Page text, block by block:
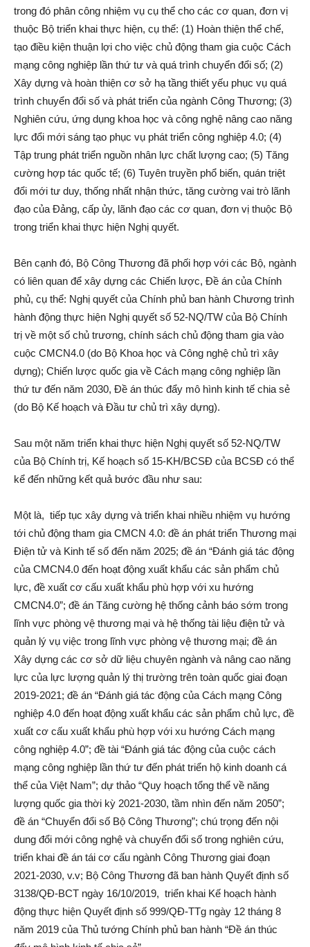
trong đó phân công nhiệm vụ cụ thể cho các cơ quan, đơn vị
thuộc Bộ triển khai thực hiện, cụ thể: (1) Hoàn thiện thể chế,
tạo điều kiện thuận lợi cho việc chủ động tham gia cuộc Cách
mạng công nghiệp lần thứ tư và quá trình chuyển đổi số; (2)
Xây dựng và hoàn thiện cơ sở hạ tầng thiết yếu phục vụ quá
trình chuyển đổi số và phát triển của ngành Công Thương; (3)
Nghiên cứu, ứng dụng khoa học và công nghệ nâng cao năng
lực đổi mới sáng tạo phục vụ phát triển công nghiệp 4.0; (4)
Tập trung phát triển nguồn nhân lực chất lượng cao; (5) Tăng
cường hợp tác quốc tế; (6) Tuyên truyền phổ biến, quán triệt
đổi mới tư duy, thống nhất nhận thức, tăng cường vai trò lãnh
đạo của Đảng, cấp ủy, lãnh đạo các cơ quan, đơn vị thuộc Bộ
trong triển khai thực hiện Nghị quyết.
Bên cạnh đó, Bộ Công Thương đã phối hợp với các Bộ, ngành
có liên quan để xây dựng các Chiến lược, Đề án của Chính
phủ, cụ thể: Nghị quyết của Chính phủ ban hành Chương trình
hành động thực hiện Nghị quyết số 52-NQ/TW của Bộ Chính
trị về một số chủ trương, chính sách chủ động tham gia vào
cuộc CMCN4.0 (do Bộ Khoa học và Công nghệ chủ trì xây
dựng); Chiến lược quốc gia về Cách mạng công nghiệp lần
thứ tư đến năm 2030, Đề án thúc đẩy mô hình kinh tế chia sẻ
(do Bộ Kế hoạch và Đầu tư chủ trì xây dựng).
Sau một năm triển khai thực hiện Nghị quyết số 52-NQ/TW
của Bộ Chính trị, Kế hoạch số 15-KH/BCSĐ của BCSĐ có thể
kể đến những kết quả bước đầu như sau:
Một là, tiếp tục xây dựng và triển khai nhiều nhiệm vụ hướng
tới chủ động tham gia CMCN 4.0: đề án phát triển Thương mại
Điện tử và Kinh tế số đến năm 2025; đề án “Đánh giá tác động
của CMCN4.0 đến hoạt động xuất khẩu các sản phẩm chủ
lực, đề xuất cơ cấu xuất khẩu phù hợp với xu hướng
CMCN4.0”; đề án Tăng cường hệ thống cảnh báo sớm trong
lĩnh vực phòng vệ thương mại và hệ thống tài liệu điện tử và
quản lý vụ việc trong lĩnh vực phòng vệ thương mại; đề án
Xây dựng các cơ sở dữ liệu chuyên ngành và nâng cao năng
lực của lực lượng quản lý thị trường trên toàn quốc giai đoạn
2019-2021; đề án “Đánh giá tác động của Cách mạng Công
nghiệp 4.0 đến hoạt động xuất khẩu các sản phẩm chủ lực, đề
xuất cơ cấu xuất khẩu phù hợp với xu hướng Cách mạng
công nghiệp 4.0”; đề tài “Đánh giá tác động của cuộc cách
mạng công nghiệp lần thứ tư đến phát triển hộ kinh doanh cá
thể của Việt Nam”; dự thảo “Quy hoạch tổng thể về năng
lượng quốc gia thời kỳ 2021-2030, tầm nhìn đến năm 2050”;
đề án “Chuyển đổi số Bộ Công Thương”; chú trọng đến nội
dung đổi mới công nghệ và chuyển đổi số trong nghiên cứu,
triển khai đề án tái cơ cấu ngành Công Thương giai đoạn
2021-2030, v.v; Bộ Công Thương đã ban hành Quyết định số
3138/QĐ-BCT ngày 16/10/2019, triển khai Kế hoạch hành
động thực hiện Quyết định số 999/QĐ-TTg ngày 12 tháng 8
năm 2019 của Thủ tướng Chính phủ ban hành “Đề án thúc